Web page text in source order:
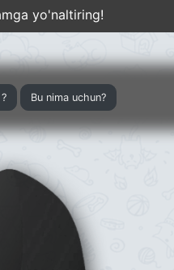
yo'naltiring!
? Bu nima uchun?